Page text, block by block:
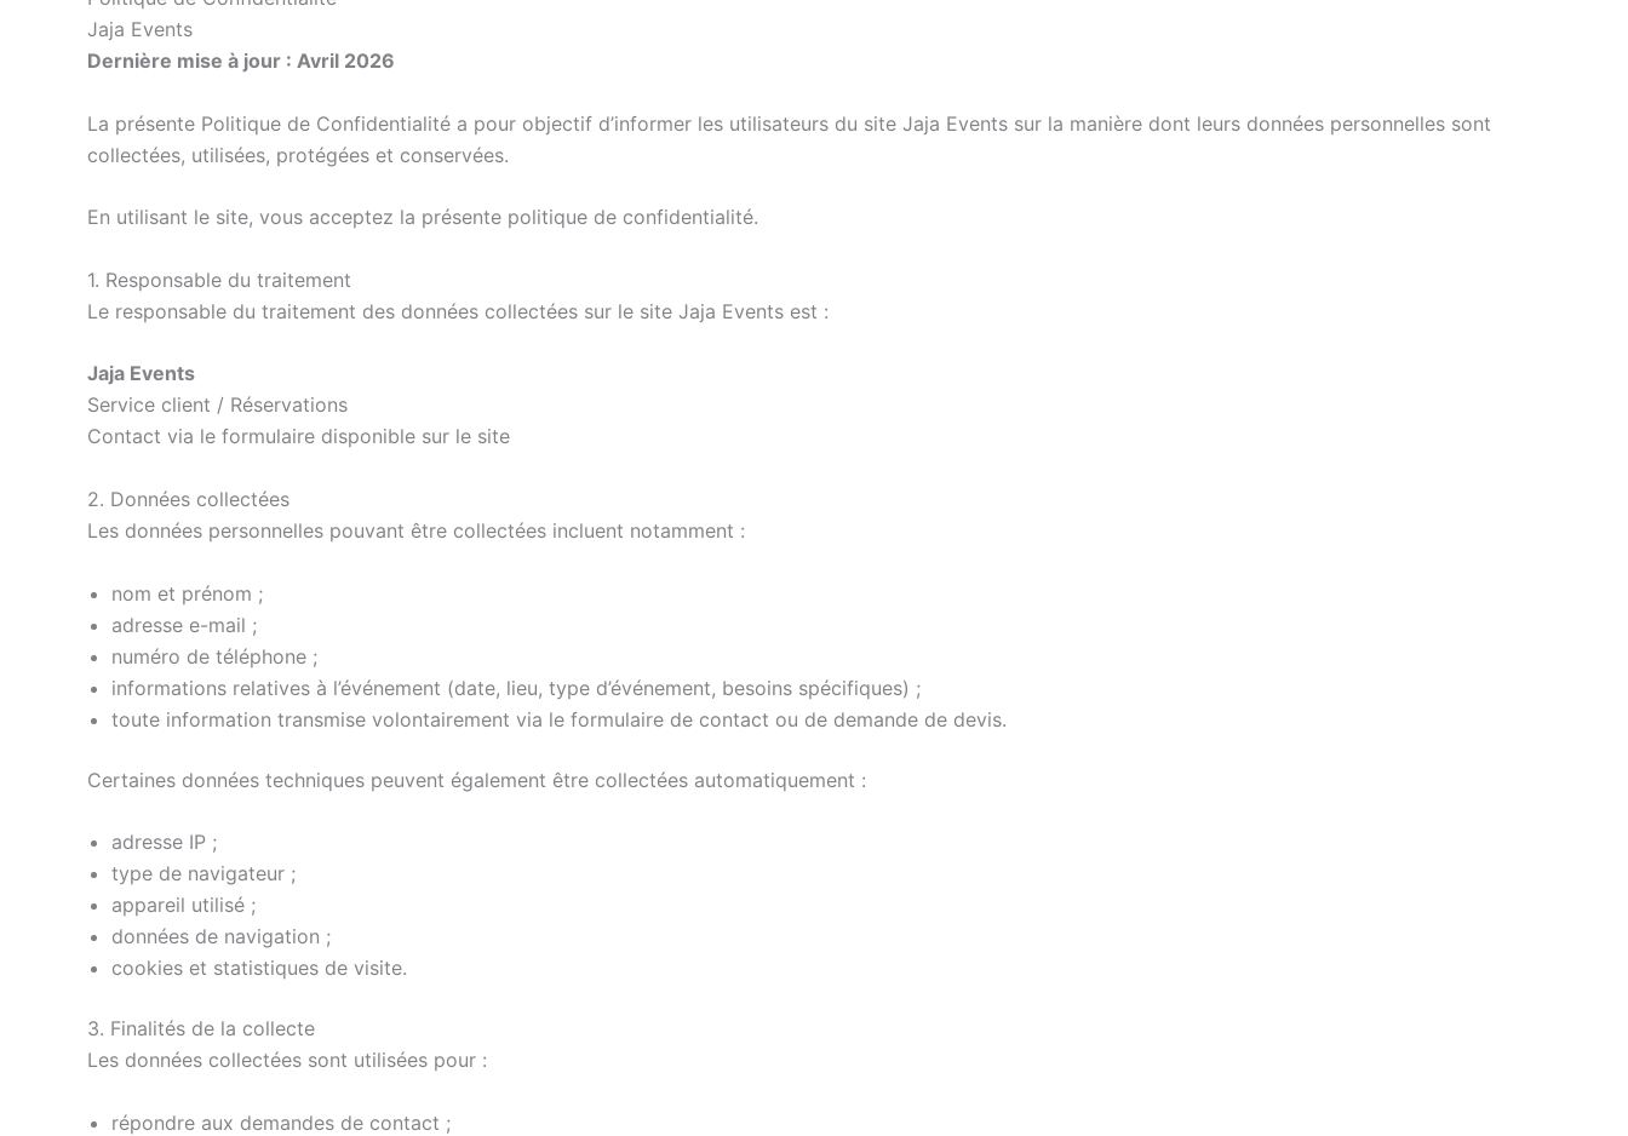
Jaja Events
Dernière mise à jour : Avril 2026
La présente Politique de Confidentialité a pour objectif d’informer les utilisateurs du site Jaja Events sur la manière dont leurs données personnelles sont
collectées, utilisées, protégées et conservées.
En utilisant le site, vous acceptez la présente politique de confidentialité.
1. Responsable du traitement
Le responsable du traitement des données collectées sur le site Jaja Events est :
Jaja Events
Service client / Réservations
Contact via le formulaire disponible sur le site
2. Données collectées
Les données personnelles pouvant être collectées incluent notamment :
nom et prénom ;
adresse e-mail ;
numéro de téléphone ;
informations relatives à l’événement (date, lieu, type d’événement, besoins spécifiques) ;
toute information transmise volontairement via le formulaire de contact ou de demande de devis.
Certaines données techniques peuvent également être collectées automatiquement :
adresse IP ;
type de navigateur ;
appareil utilisé ;
données de navigation ;
cookies et statistiques de visite.
3. Finalités de la collecte
Les données collectées sont utilisées pour :
répondre aux demandes de contact ;